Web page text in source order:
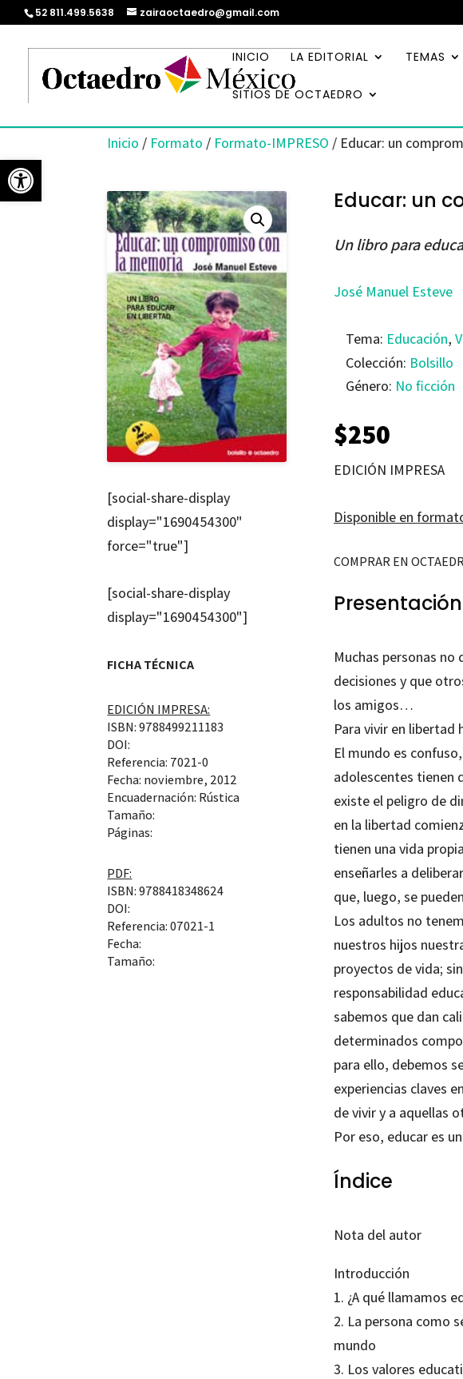
Abrir barra de herramientas
52 811.499.5638 zairaoctaedro@gmail.com
INICIO LA EDITORIAL TEMAS
SITIOS DE OCTAEDRO
Inicio / Formato / Formato-IMPRESO / Educar: un
[social-share-display
display="1690454300"
force="true"]
[social-share-display
display="1690454300"]
FICHA TÉCNICA
EDICIÓN IMPRESA:
ISBN: 9788499211183
DOI:
Referencia: 7021-0
Fecha: noviembre, 2012
Encuadernación: Rústica
Tamaño:
Páginas:
PDF:
ISBN: 9788418348624
DOI:
Referencia: 07021-1
Fecha:
Tamaño:
Educar: un
Un libro para
José Manuel Esteve
Tema: Educación,
Colección: Bolsillo
Género: No ficción
$250
EDICIÓN IMPRESA
Disponible en
COMPRAR EN
Presentación
Muchas personas
decisiones y que
los amigos…
Para vivir en libertad
El mundo es
adolescentes tienen
existe el peligro de
en la libertad
tienen una vida
enseñarles a
que, luego, se
Los adultos no
nuestros hijos
proyectos de vida;
responsabilidad
sabemos que dan
determinados
para ello, debemos
experiencias claves
de vivir y a aquellas
Por eso, educar es
Índice
Nota del autor
Introducción
1. ¿A qué llamamos
2. La persona como
mundo
3. Los valores